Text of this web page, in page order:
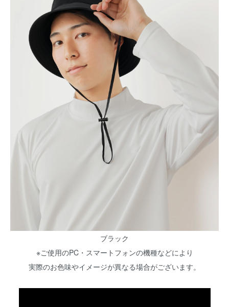
ブラック
※ご使用のPC・スマートフォンの機種などにより
実際のお色味やイメージが異なる場合がございます。